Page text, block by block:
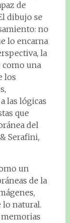
de
dibujo se
no
lo encarna
la
como una
los
las lógicas
que
del
Serafini,
un
de la
lo natural.